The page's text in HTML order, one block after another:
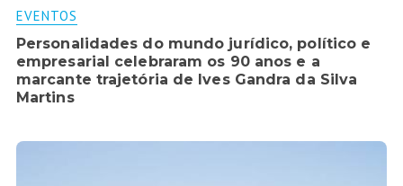
EVENTOS
Personalidades do mundo jurídico, político e
empresarial celebraram os 90 anos e a
marcante trajetória de Ives Gandra da Silva
Martins